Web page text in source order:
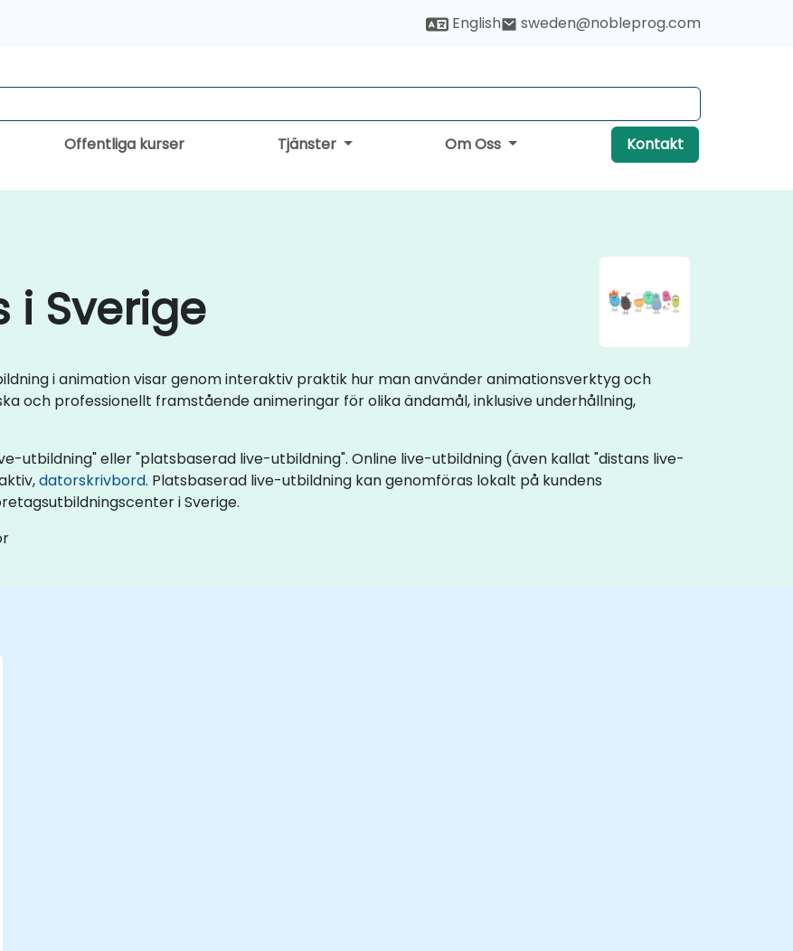
English sweden@nobleprog.com
Offentliga kurser Tjänster Om Oss Kontakt
i Sverige
i animation visar genom interaktiv praktik hur man använder animationsverktyg och
och professionellt framstående animeringar för olika ändamål, inklusive underhållning,
utbildning" eller "platsbaserad live-utbildning". Online live-utbildning (även kallat "distans live-
datorskrivbord. Platsbaserad live-utbildning kan genomföras lokalt på kundens
i Sverige.